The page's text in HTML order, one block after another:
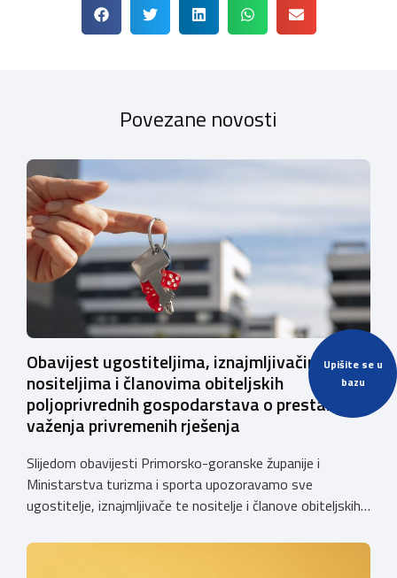
Upišite se u
bazu
Povezane novosti
Obavijest ugostiteljima, iznajmljivačima te
nositeljima i članovima obiteljskih
poljoprivrednih gospodarstava o prestanku
važenja privremenih rješenja
Slijedom obavijesti Primorsko-goranske županije i
Ministarstva turizma i sporta upozoravamo sve
ugostitelje, iznajmljivače te nositelje i članove obiteljskih
privremenih rješenja izdanih sukladno Zakonu o